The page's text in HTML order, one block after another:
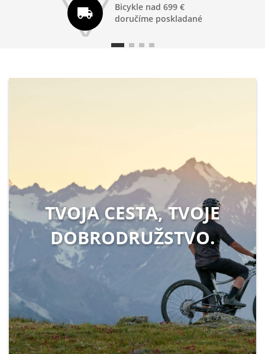
Bicykle nad 699 €
doručíme poskladané
TVOJA CESTA, TVOJE
DOBRODRUŽSTVO.